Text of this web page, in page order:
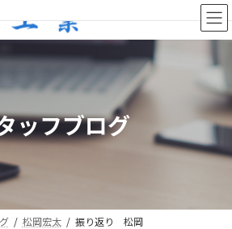
ッフブログ
松岡宏太 振り返り 松岡